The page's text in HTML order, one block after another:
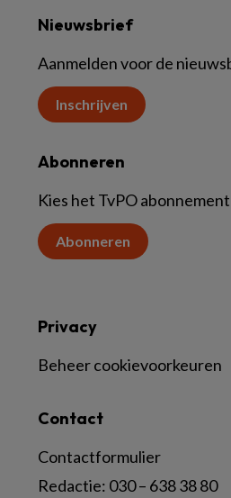
Nieuwsbrief
Aanmelden voor de
Inschrijven
Abonneren
Kies het TvPO abonnement
Abonneren
Contact
Contactformulier
Redactie: 030 – 638 38 80
Privacy
Beheer cookievoorkeuren